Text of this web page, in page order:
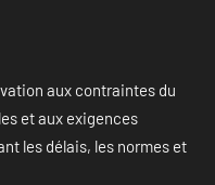
aux contraintes du
et aux exigences
les délais, les normes et